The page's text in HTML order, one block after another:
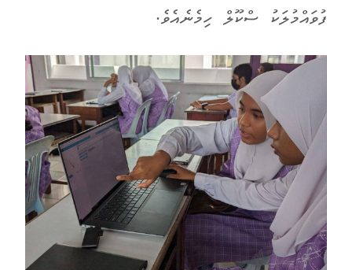
ފުވައްމުލަކު ސްކޫލް ހިމެނެއެވެ.